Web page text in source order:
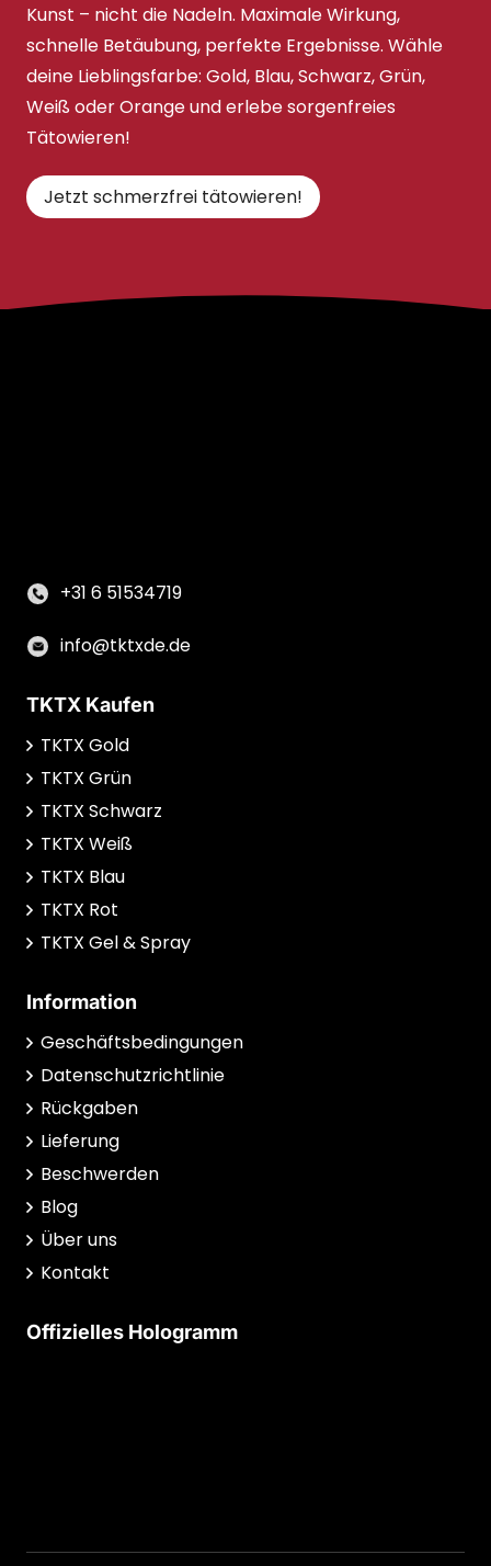
Kunst – nicht die Nadeln. Maximale Wirkung,
schnelle Betäubung, perfekte Ergebnisse. Wähle
deine Lieblingsfarbe: Gold, Blau, Schwarz, Grün,
Weiß oder Orange und erlebe sorgenfreies
Tätowieren!
Jetzt schmerzfrei tätowieren!
+31 6 51534719
info@tktxde.de
TKTX Kaufen
TKTX Gold
TKTX Grün
TKTX Schwarz
TKTX Weiß
TKTX Blau
TKTX Rot
TKTX Gel & Spray
Information
Geschäftsbedingungen
Datenschutzrichtlinie
Rückgaben
Lieferung
Beschwerden
Blog
Über uns
Kontakt
Offizielles Hologramm